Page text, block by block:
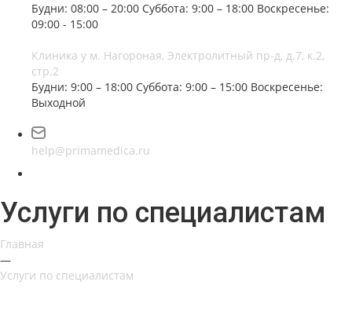
Будни: 08:00 – 20:00 Суббота: 9:00 – 18:00 Воскресенье:
09:00 - 15:00
Клиника у м. Нагороная, Электролитный пр-д, д.7, к.2,
стр.2
Будни: 9:00 – 18:00 Суббота: 9:00 – 15:00 Воскресенье:
Выходной
help@primamedica.ru
Услуги по специалистам
Главная
—
Услуги по специалистам